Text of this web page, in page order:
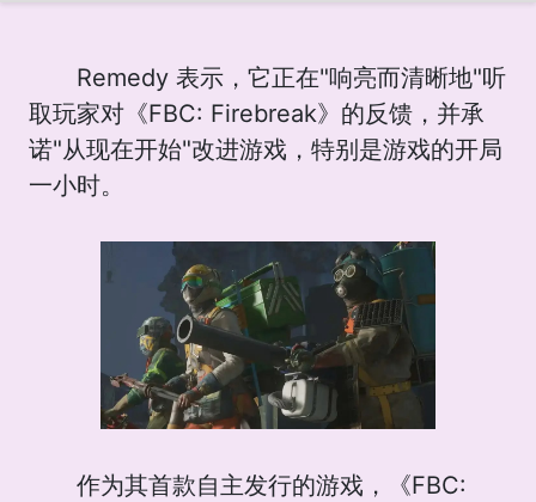
Remedy 表示，它正在"响亮而清晰地"听
取玩家对《FBC: Firebreak》的反馈，并承
诺"从现在开始"改进游戏，特别是游戏的开局
一小时。
作为其首款自主发行的游戏，《FBC: